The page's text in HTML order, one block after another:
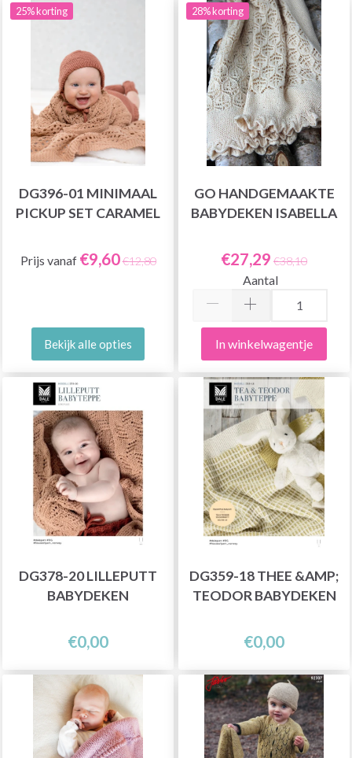
25% korting
DG396-01 MINIMAAL
PICKUP SET CARAMEL
Prijs vanaf €9,60€12,80
Bekijk alle opties
28% korting
GO HANDGEMAAKTE
BABYDEKEN ISABELLA
€27,29 €38,10
Aantal
In winkelwagentje
DG378-20 LILLEPUTT
BABYDEKEN
€0,00
DG359-18 THEE &AMP;
TEODOR BABYDEKEN
€0,00